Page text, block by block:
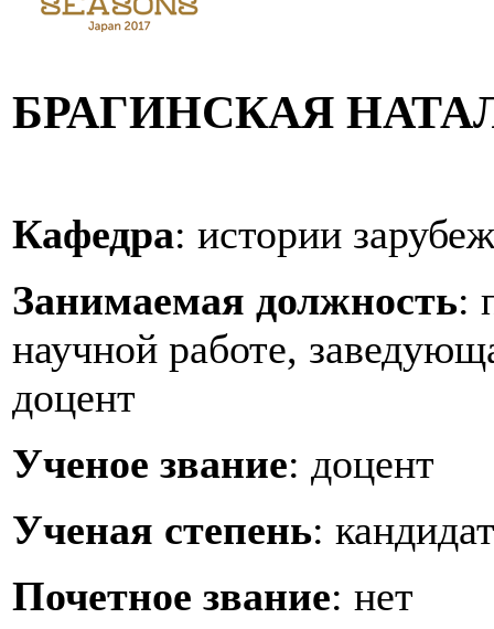
БРАГИНСКАЯ
Кафедра: истории
Занимаемая должность:
научной работе,
доцент
Ученое звание: доцент
Ученая степень:
Почетное звание: нет